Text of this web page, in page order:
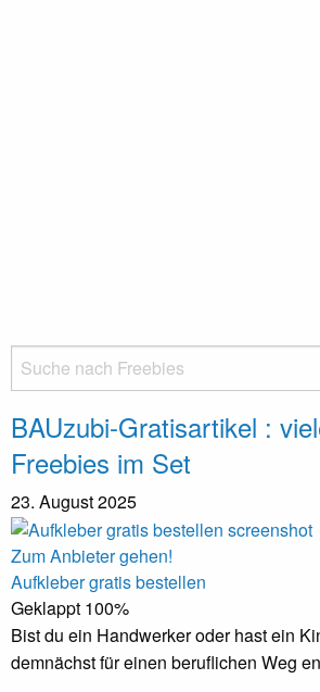
BAUzubi-Gratisartikel :
Freebies im Set
23. August 2025
Zum Anbieter gehen!
Aufkleber gratis bestellen
Geklappt 100%
Bist du ein Handwerker oder hast ein
demnächst für einen beruflichen Weg